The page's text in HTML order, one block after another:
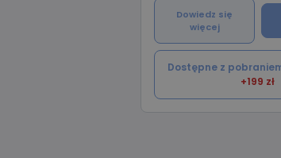
Dowiedz się
więcej
Dostępne z
+199 zł